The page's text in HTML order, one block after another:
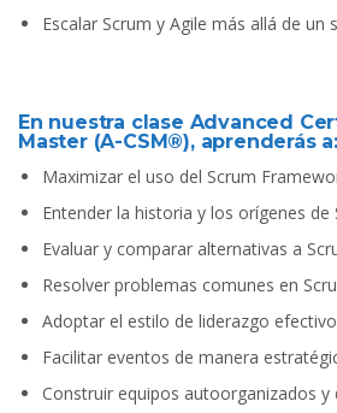
Escalar Scrum y Agile más allá de un
En nuestra clase Advanced
Master (A-CSM®), aprenderás a:
Maximizar el uso del Scrum
Entender la historia y los orígenes de
Evaluar y comparar alternativas a
Resolver problemas comunes en
Adoptar el estilo de liderazgo
Facilitar eventos de manera
Construir equipos autoorganizados